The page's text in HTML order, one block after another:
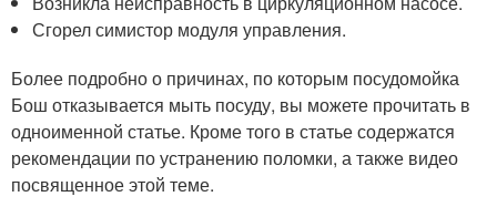
Сгорел симистор модуля управления.
Более подробно о причинах, по которым посудомойка
Бош отказывается мыть посуду, вы можете прочитать в
одноименной статье. Кроме того в статье содержатся
рекомендации по устранению поломки, а также видео
посвященное этой теме.